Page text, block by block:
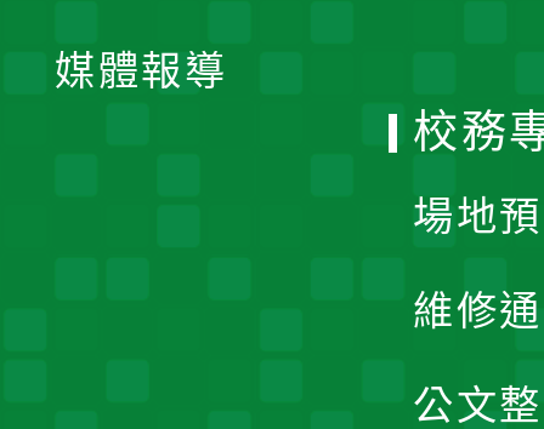
媒體報導
校務
場地
維修
公文